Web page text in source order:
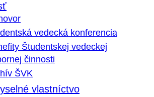
vedecká konferencia
Študentskej vedeckej
činnosti
ŠVK
vlastníctvo